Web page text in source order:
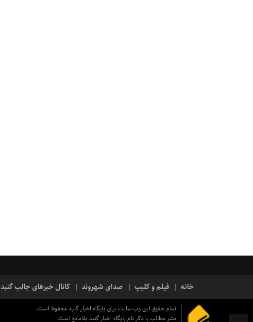
خانه فیلم و کلیپ صدای شهروند کانال خبرهای جالب گنبد
تمام حقوق این وب سایت برای پایگاه اخبار گنبد محفوظ است.
نشر مطالب با ذکر نام پایگاه اخبار گنبد بلامانع است.